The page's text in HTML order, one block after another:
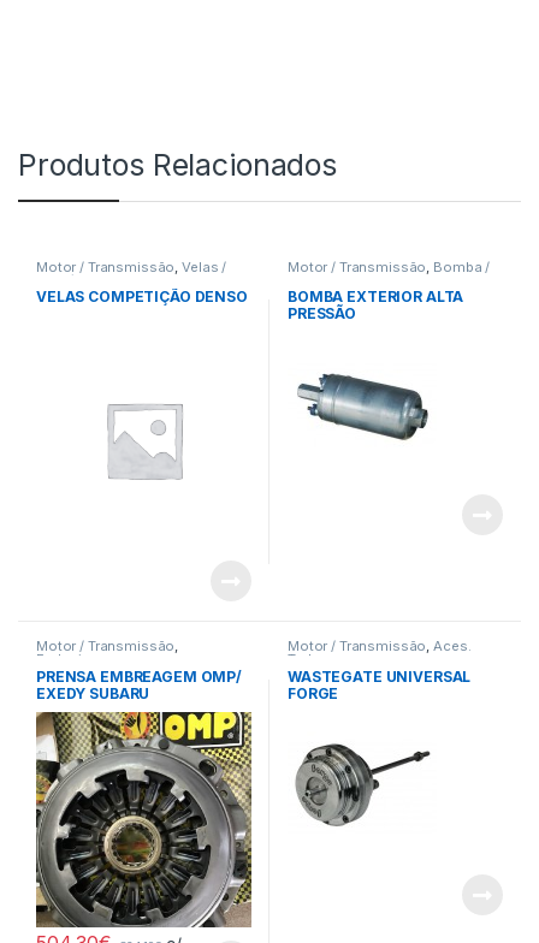
Produtos Relacionados
Motor / Transmissão,Velas /
Fios / Ing.
VELAS COMPETIÇÃO DENSO
Motor / Transmissão, Bomba /
BOMBA EXTERIOR ALTA
PRESSÃO
Motor / Transmissão,
Embraiagens
PRENSA EMBREAGEM OMP/
EXEDY SUBARU
Motor / Transmissão,Aces.
Turbo
WASTEGATE UNIVERSAL
FORGE